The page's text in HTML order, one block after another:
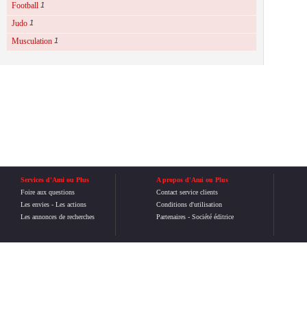
Football 1
Judo 1
Musculation 1
Services d'Ami ou Plus
Foire aux questions
Les envies - Les actions
Les annonces de recherches
A propos d'Ami ou Plus
Contact service clients
Conditions d'utilisation
Partenaires- Société éditrice